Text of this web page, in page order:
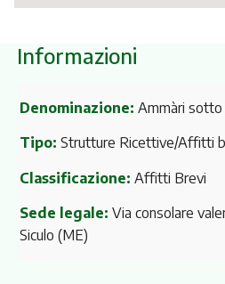
Informazioni
Denominazione: Ammàri sotto
Tipo: Strutture Ricettive/Affitti
Classificazione: Affitti Brevi
Sede legale: Via consolare
Siculo (ME)